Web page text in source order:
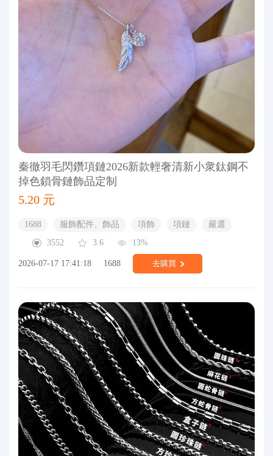
秦徹羽毛閃鑽項鏈2026新款輕奢清新小衆鈦鋼不
掉色鎖骨鏈飾品定制
5.20 元
1688 服飾配件、飾品 項飾 項鏈
嚴選
3552
3.6 13%
2026-07-17 17:41:18 1688 去購買